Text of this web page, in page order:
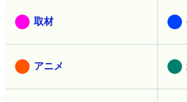
取材
アニメ